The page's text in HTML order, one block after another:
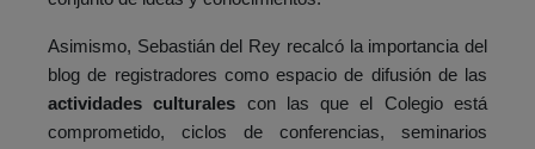
Asimismo, Sebastián del Rey recalcó la importancia del
blog de registradores como espacio de difusión de las
actividades culturales con las que el Colegio está
comprometido, ciclos de conferencias, seminarios